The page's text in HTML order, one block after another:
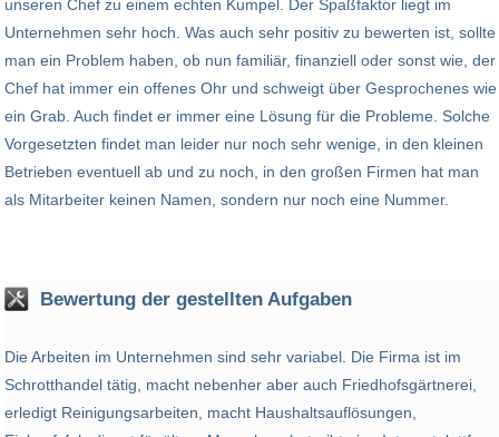
unseren Chef zu einem echten Kumpel. Der Spaßfaktor liegt im
Unternehmen sehr hoch. Was auch sehr positiv zu bewerten ist, sollte
man ein Problem haben, ob nun familiär, finanziell oder sonst wie, der
Chef hat immer ein offenes Ohr und schweigt über Gesprochenes wie
ein Grab. Auch findet er immer eine Lösung für die Probleme. Solche
Vorgesetzten findet man leider nur noch sehr wenige, in den kleinen
Betrieben eventuell ab und zu noch, in den großen Firmen hat man
als Mitarbeiter keinen Namen, sondern nur noch eine Nummer.
Bewertung der gestellten Aufgaben
Die Arbeiten im Unternehmen sind sehr variabel. Die Firma ist im
Schrotthandel tätig, macht nebenher aber auch Friedhofsgärtnerei,
erledigt Reinigungsarbeiten, macht Haushaltsauflösungen,